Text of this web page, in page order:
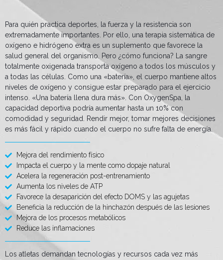
Para quién practica deportes, la fuerza y la resistencia son
extremadamente importantes. Por ello, una terapia sistemática de
oxígeno e hidrógeno extra es un suplemento que favorece la
salud general del organismo. Pero ¿cómo funciona? La sangre
totalmente oxigenada transporta oxígeno a todos los músculos y
a todas las células. Como una «batería», el cuerpo mantiene altos
niveles de oxígeno y consigue estar preparado para el ejercicio
intenso. «Una batería llena dura más». Con OxygenSpa, la
capacidad deportiva podría aumentar hasta un 10% con
comodidad y seguridad. Rendir mejor, tomar mejores decisiones
es más fácil y rápido cuando el cuerpo no sufre falta de energía.
Mejora del rendimiento físico
Impacta el cuerpo y la mente como dopaje natural
Acelera la regeneración post-entrenamiento
Aumenta los niveles de ATP
Favorece la desaparición del efecto DOMS y las agujetas
Beneficia la reducción de la hinchazón después de las lesiones
Mejora de los procesos metabólicos
Reduce las inflamaciones
Los atletas demandan tecnologías y recursos cada vez más